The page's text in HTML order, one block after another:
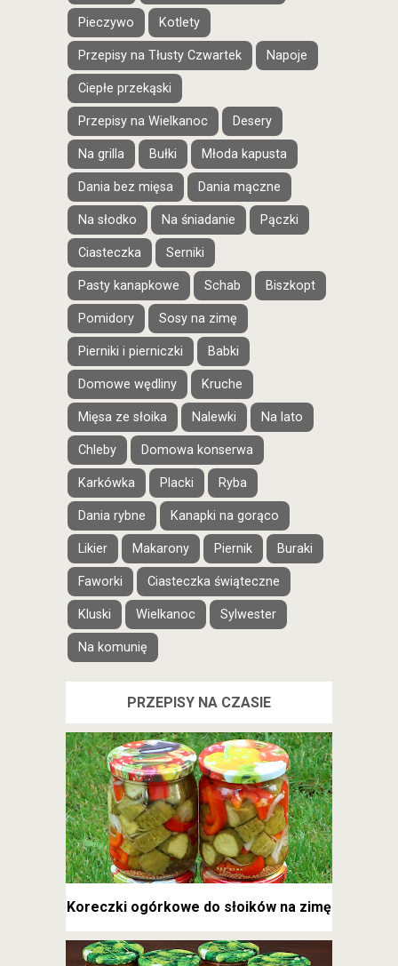
Pieczywo Kotlety
Przepisy na Tłusty Czwartek Napoje
Ciepłe przekąski
Przepisy na Wielkanoc Desery
Na grilla Bułki Młoda kapusta
Dania bez mięsa Dania mączne
Na słodko Na śniadanie Pączki
Ciasteczka Serniki
Pasty kanapkowe Schab Biszkopt
Pomidory Sosy na zimę
Pierniki i pierniczki Babki
Domowe wędliny Kruche
Mięsa ze słoika Nalewki Na lato
Chleby Domowa konserwa
Karkówka Placki Ryba
Dania rybne Kanapki na gorąco
Likier Makarony Piernik Buraki
Faworki Ciasteczka świąteczne
Kluski Wielkanoc Sylwester
Na komunię
PRZEPISY NA CZASIE
Koreczki ogórkowe do słoików na zimę